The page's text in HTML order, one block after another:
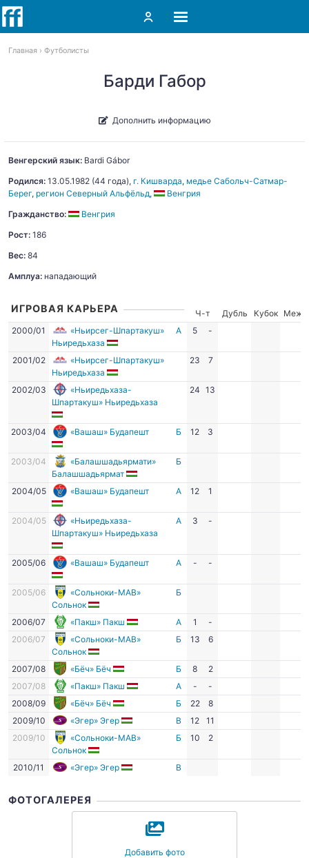
Главная Футболисты
Барди Габор
Дополнить информацию
Венгерский язык: Bardi Gábor
Родился: 13.05.1982 (44 года), г. Кишварда, медье Сабольч-Сатмар-
Берег, регион Северный Альфёльд,
Венгрия
Гражданство:
Венгрия
Рост: 186
Вес: 84
Амплуа: нападающий
ИГРОВАЯ КАРЬЕРА Ч-т Дубль Кубок
Межд.
2000/01
«Ньирсег-Шпартакуш»
Ньиредьхаза
А 5 -
2001/02
«Ньирсег-Шпартакуш»
Ньиредьхаза
23 7
2002/03
«Ньиредьхаза-
Шпартакуш» Ньиредьхаза
24 13
2003/04 «Вашаш» Будапешт Б 12 3
2003/04
«Балашшадьярмати»
Балашшадьярмат
Б
2004/05 «Вашаш» Будапешт А 12 1
2004/05
«Ньиредьхаза-
Шпартакуш» Ньиредьхаза
А 3 -
2005/06 «Вашаш» Будапешт А - -
2005/06
«Сольноки-МАВ»
Сольнок
Б
2006/07 «Пакш» Пакш А 1
-
2006/07
«Сольноки-МАВ»
Сольнок
Б 13 6
2007/08 «Бёч» Бёч Б 8
2
2007/08
«Пакш» Пакш А -
-
2008/09
«Бёч» Бёч Б 22
8
2009/10
«Эгер» Эгер В 12
11
2009/10
«Сольноки-МАВ»
Сольнок
Б 10 2
2010/11 «Эгер» Эгер В
ФОТОГАЛЕРЕЯ
Добавить фото